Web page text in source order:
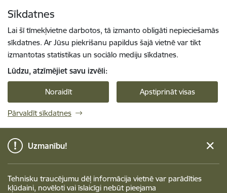
Sīkdatnes
Lai šī tīmekļvietne darbotos, tā izmanto obligāti nepieciešamās
sīkdatnes. Ar Jūsu piekrišanu papildus šajā vietnē var tikt
izmantotas statistikas un sociālo mediju sīkdatnes.
Lūdzu, atzīmējiet savu izvēli:
Noraidīt Apstiprināt visas
Pārvaldīt sīkdatnes
Uzmanību!
Tehnisku traucējumu dēļ informācija vietnē var parādīties
kļūdaini, novēloti vai īslaicīgi nebūt pieejama